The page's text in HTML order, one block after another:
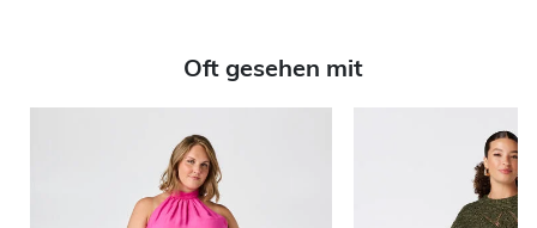
Oft gesehen mit